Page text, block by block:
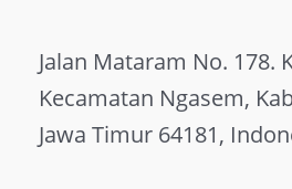
Jalan Mataram No. 178.
Kecamatan Ngasem,
Jawa Timur 64181,